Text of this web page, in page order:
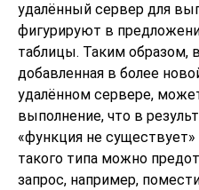
удалённый сервер для
фигурируют в
таблицы. Таким образом,
добавленная в более
удалённом сервере,
выполнение, что в
«функция не существует»
такого типа можно
запрос, например,